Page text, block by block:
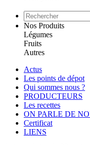
Nos Produits
Légumes
Fruits
Autres
Actus
Les points de dépot
Qui sommes nous ?
PRODUCTEURS
Les recettes
ON PARLE DE
Certificat
LIENS